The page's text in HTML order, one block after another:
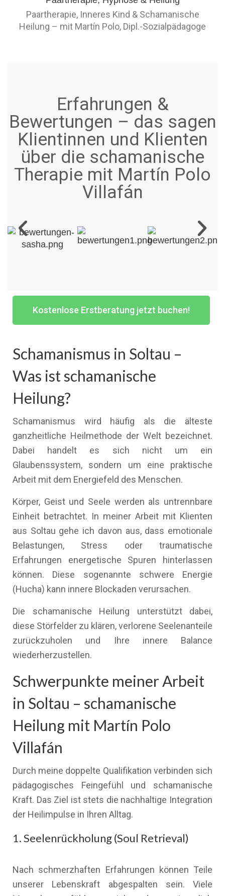
Paartherapie, Inneres Kind & Schamanische
Heilung – mit Martín Polo, Dipl.-Sozialpädagoge
Erfahrungen &
Bewertungen – das sagen
Klientinnen und Klienten
über die schamanische
Therapie mit Martín Polo
Villafán
Kostenlose Erstberatung jetzt buchen!
Schamanismus in Soltau –
Was ist schamanische
Heilung?
Schamanismus wird häufig als die älteste
ganzheitliche Heilmethode der Welt bezeichnet.
Dabei handelt es sich nicht um ein
Glaubenssystem, sondern um eine praktische
Arbeit mit dem Energiefeld des Menschen.
Körper, Geist und Seele werden als untrennbare
Einheit betrachtet. In meiner Arbeit mit Klienten
aus Soltau gehe ich davon aus, dass emotionale
Belastungen, Stress oder traumatische
Erfahrungen energetische Spuren hinterlassen
können. Diese sogenannte schwere Energie
(Hucha) kann innere Blockaden verursachen.
Die schamanische Heilung unterstützt dabei,
diese Störfelder zu klären, verlorene Seelenanteile
zurückzuholen und Ihre innere Balance
wiederherzustellen.
Schwerpunkte meiner Arbeit
in Soltau – schamanische
Heilung mit Martín Polo
Villafán
Durch meine doppelte Qualifikation verbinden sich
pädagogisches Feingefühl und schamanische
Kraft. Das Ziel ist stets die nachhaltige Integration
der Heilimpulse in Ihren Alltag.
1. Seelenrückholung (Soul Retrieval)
Nach schmerzhaften Erfahrungen können Teile
unserer Lebenskraft abgespalten sein. Viele